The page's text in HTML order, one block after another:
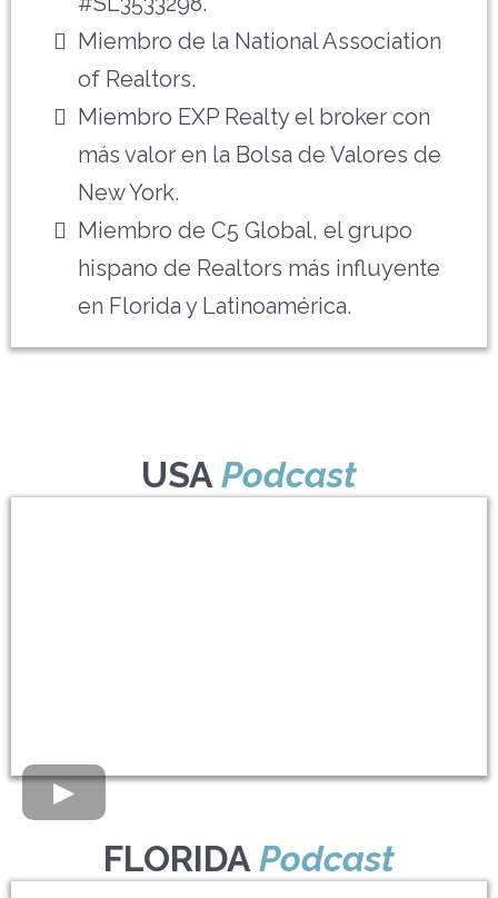
Miembro de la National Association
of Realtors.
Miembro EXP Realty el broker con
más valor en la Bolsa de Valores de
New York.
Miembro de C5 Global, el grupo
hispano de Realtors más influyente
en Florida y Latinoamérica.
USA Podcast
FLORIDA Podcast